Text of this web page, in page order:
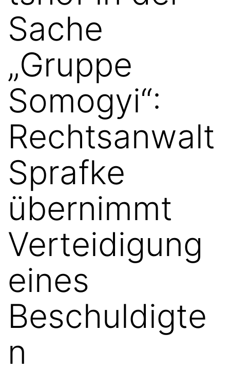
Sache
„Gruppe
Somogyi“:
Rechtsanwalt
Sprafke
übernimmt
Verteidigung
eines
Beschuldigte
n